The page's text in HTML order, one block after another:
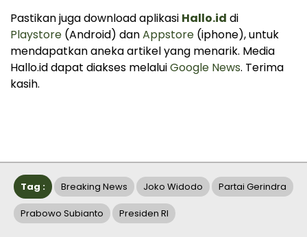
Pastikan juga download aplikasi Hallo.id di
Playstore (Android) danAppstore (iphone), untuk
mendapatkan aneka artikel yang menarik. Media
Hallo.id dapat diakses melaluiGoogle News. Terima
kasih.
Tag : Breaking News Joko Widodo Partai Gerindra
Prabowo Subianto Presiden RI